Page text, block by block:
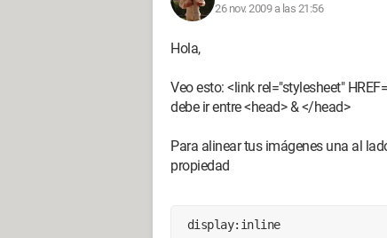
26 nov. 2009 a las 21:56
Hola,
Veo esto: <link rel="stylesheet"
debe ir entre <head> & </head>
Para alinear tus imágenes una al
propiedad
display:inline